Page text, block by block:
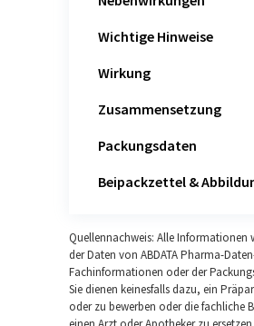
Wichtige Hinweise
Wirkung
Zusammensetzung
Packungsdaten
Beipackzettel &
Quellennachweis: Alle Informationen
der Daten von ABDATA Pharma-
Fachinformationen oder der
Sie dienen keinesfalls dazu, ein
oder zu bewerben oder die fachliche